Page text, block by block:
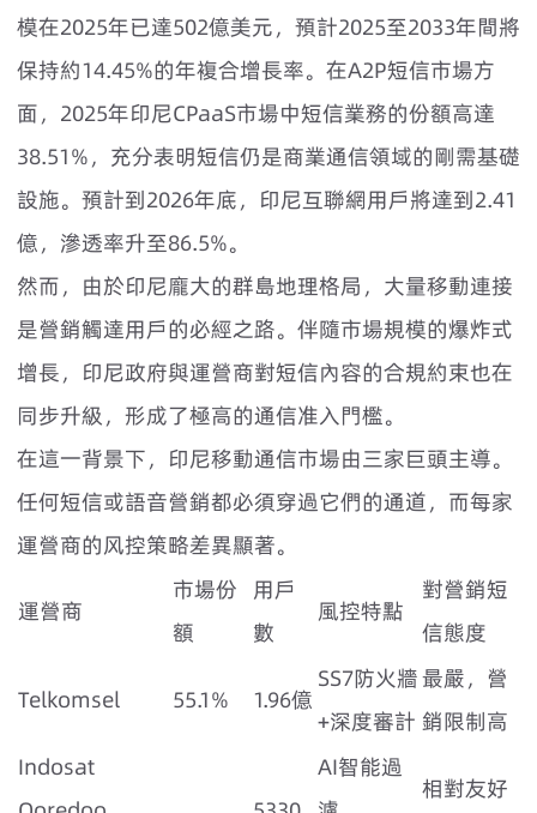
模在2025年已達502億美元，預計2025至2033年間將
保持約14.45%的年複合增長率。在A2P短信市場方
面，2025年印尼CPaaS市場中短信業務的份額高達
38.51%，充分表明短信仍是商業通信領域的剛需基礎
設施。預計到2026年底，印尼互聯網用戶將達到2.41
億，滲透率升至86.5%。
然而，由於印尼龐大的群島地理格局，大量移動連接
是營銷觸達用戶的必經之路。伴隨市場規模的爆炸式
增長，印尼政府與運營商對短信內容的合規約束也在
同步升級，形成了極高的通信准入門檻。
在這一背景下，印尼移動通信市場由三家巨頭主導。
任何短信或語音營銷都必須穿過它們的通道，而每家
運營商的风控策略差異顯著。
運營商
市場份
額
用戶
數
風控特點
對營銷短
信態度
Telkomsel 55.1% 1.96億
SS7防火牆
+深度審計
最嚴，營
銷限制高
Indosat
AI智能過
相對友好